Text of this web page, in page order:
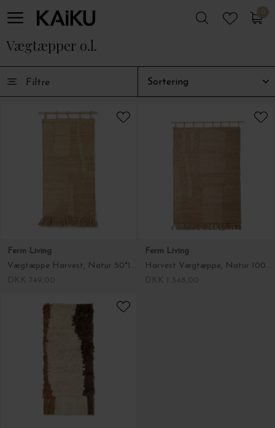
0
0
Vægtæpper o.l.
Filtre
Ferm Living
Vægtæppe Harvest, Natur 50*100
Ferm Living
Harvest Vægtæppe, Natur 100*165